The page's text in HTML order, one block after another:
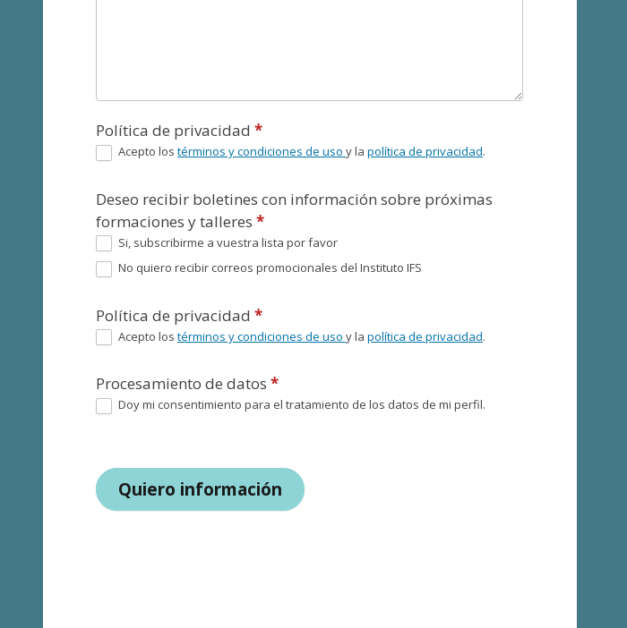
Política de privacidad*
Acepto lostérminos y condiciones de usoy lapolítica de privacidad.
Deseo recibir boletines con información sobre próximas
formaciones y talleres*
Si, subscribirme a vuestra lista por favor
No quiero recibir correos promocionales del Instituto IFS
Política de privacidad*
Acepto lostérminos y condiciones de usoy lapolítica de privacidad.
Procesamiento de datos*
Doy mi consentimiento para el tratamiento de los datos de mi perfil.
Quiero información